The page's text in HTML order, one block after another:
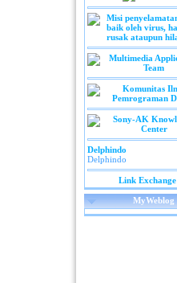
Delphindo
Delphindo
Link Exchange
MyWeblog